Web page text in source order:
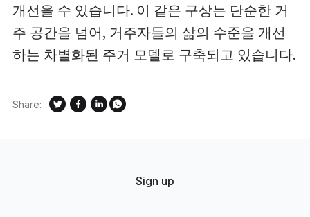
개선을 수 있습니다. 이 같은 구상는 단순한 거
주 공간을 넘어, 거주자들의 삶의 수준을 개선
하는 차별화된 주거 모델로 구축되고 있습니다.
Share:
Sign up